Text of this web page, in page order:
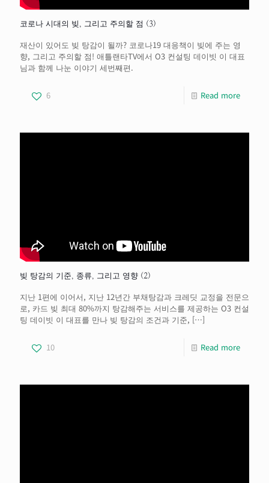
코로나 시대의 빚, 그리고 주의할 점 (3)
재산이 있어도 빚 탕감이 될까? 코로나19 대응책이 빚에 주는 영
향, 그리고 주의할 점! 애틀랜타TV에서 O3 컨설팅 데이빗 이 대표
님과 함께 나눈 이야기 세번째편.
6 Read more
빚 탕감의 기준, 종류, 그리고 영향 (2)
지난 1편에 이어서, 지난 12년간 부채탕감과 크레딧 교정을 전문으
로, 카드 빚 최대 80%까지 탕감해주는 서비스를 제공하는 O3 컨설
팅 데이빗 이 대표를 만나 빚 탕감의 조건과 기준, […]
10 Read more